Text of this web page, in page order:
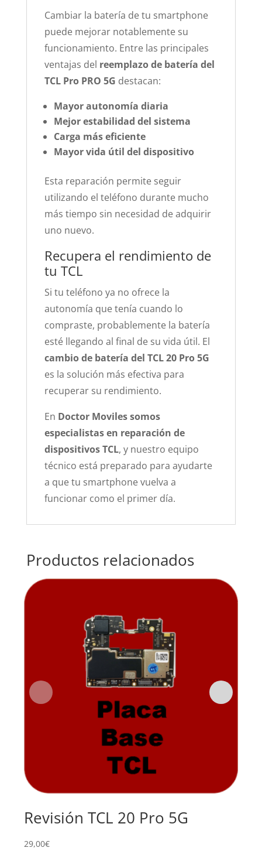
Cambiar la batería de tu smartphone
puede mejorar notablemente su
funcionamiento. Entre las principales
ventajas del reemplazo de batería del
TCL Pro PRO 5G destacan:
Mayor autonomía diaria
Mejor estabilidad del sistema
Carga más eficiente
Mayor vida útil del dispositivo
Esta reparación permite seguir
utilizando el teléfono durante mucho
más tiempo sin necesidad de adquirir
uno nuevo.
Recupera el rendimiento de
tu TCL
Si tu teléfono ya no ofrece la
autonomía que tenía cuando lo
compraste, probablemente la batería
esté llegando al final de su vida útil. El
cambio de batería del TCL 20 Pro 5G
es la solución más efectiva para
recuperar su rendimiento.
En Doctor Moviles somos
especialistas en reparación de
dispositivos TCL, y nuestro equipo
técnico está preparado para ayudarte
a que tu smartphone vuelva a
funcionar como el primer día.
Productos relacionados
Revisión TCL 20 Pro 5G
29,00€